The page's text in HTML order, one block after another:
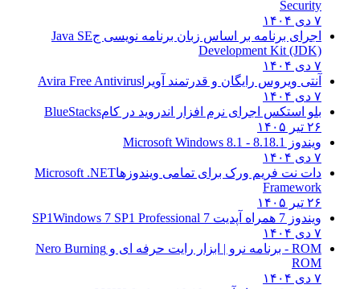
Security
۷ دی ۱۴۰۴
اجرای برنامه بر اساس زبان برنامه نویسی جJava SE
Development Kit (JDK)
۷ دی ۱۴۰۴
آنتی ویروس رایگان و قدرتمند آویرا Avira Free Antivirus
۷ دی ۱۴۰۴
بلو استکس اجرای نرم افزار اندروید در کامBlueStacks
۲۶ تیر ۱۴۰۵
ویندوز 8.1
8.1 - Microsoft Windows 8.1
۷ دی ۱۴۰۴
دات نت فریم ورک برای تمامی ویندوزهاMicrosoft .NET
Framework
۲۶ تیر ۱۴۰۵
ویندوز 7 همراه آپدیت 7 SP1
Windows 7 SP1 Professional
۷ دی ۱۴۰۴
ROM - برنامه نرو | ابزار رایت حرفه ای و
Nero Burning
ROM
۷ دی ۱۴۰۴